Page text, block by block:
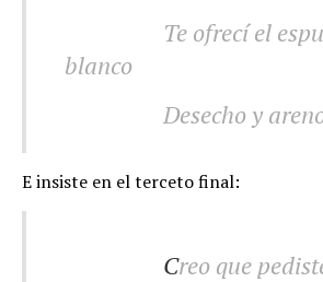
Te ofrecí el
blanco
Desecho y
E insiste en el terceto final:
Creo que